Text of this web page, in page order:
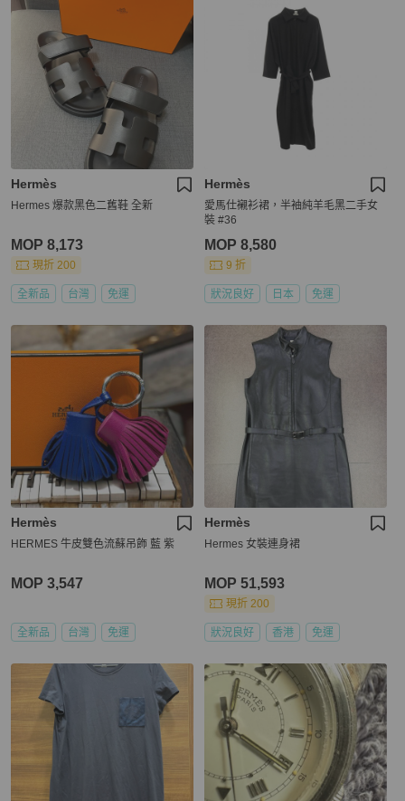
Hermès
Hermes 爆款黑色二舊鞋 全新
MOP 8,173
現折 200
全新品 台灣 免運
Hermès
愛馬仕襯衫裙，半袖純羊毛黑二手女
裝 #36
MOP 8,580
9 折
狀況良好 日本 免運
Hermès
HERMES 牛皮雙色流蘇吊飾 藍 紫
MOP 3,547
全新品 台灣 免運
Hermès
Hermes 女裝連身裙
MOP 51,593
現折 200
狀況良好 香港 免運